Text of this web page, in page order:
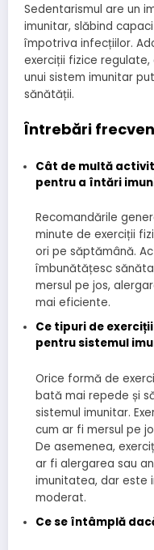
Sedentarismul are un
imunitar, slăbind
împotriva infecțiilor.
exerciții fizice
unui sistem imunitar
sănătății.
Întrebări
Cât de multă
pentru a întări
Recomandările
minute de exerciții
ori pe săptămână.
îmbunătățesc
mersul pe jos,
mai eficiente.
Ce tipuri de
pentru sistemul
Orice formă de
bată mai repede și
sistemul imunitar.
cum ar fi mersul pe
De asemenea,
ar fi alergarea sau
imunitatea, dar este
moderat.
Ce se întâmplă